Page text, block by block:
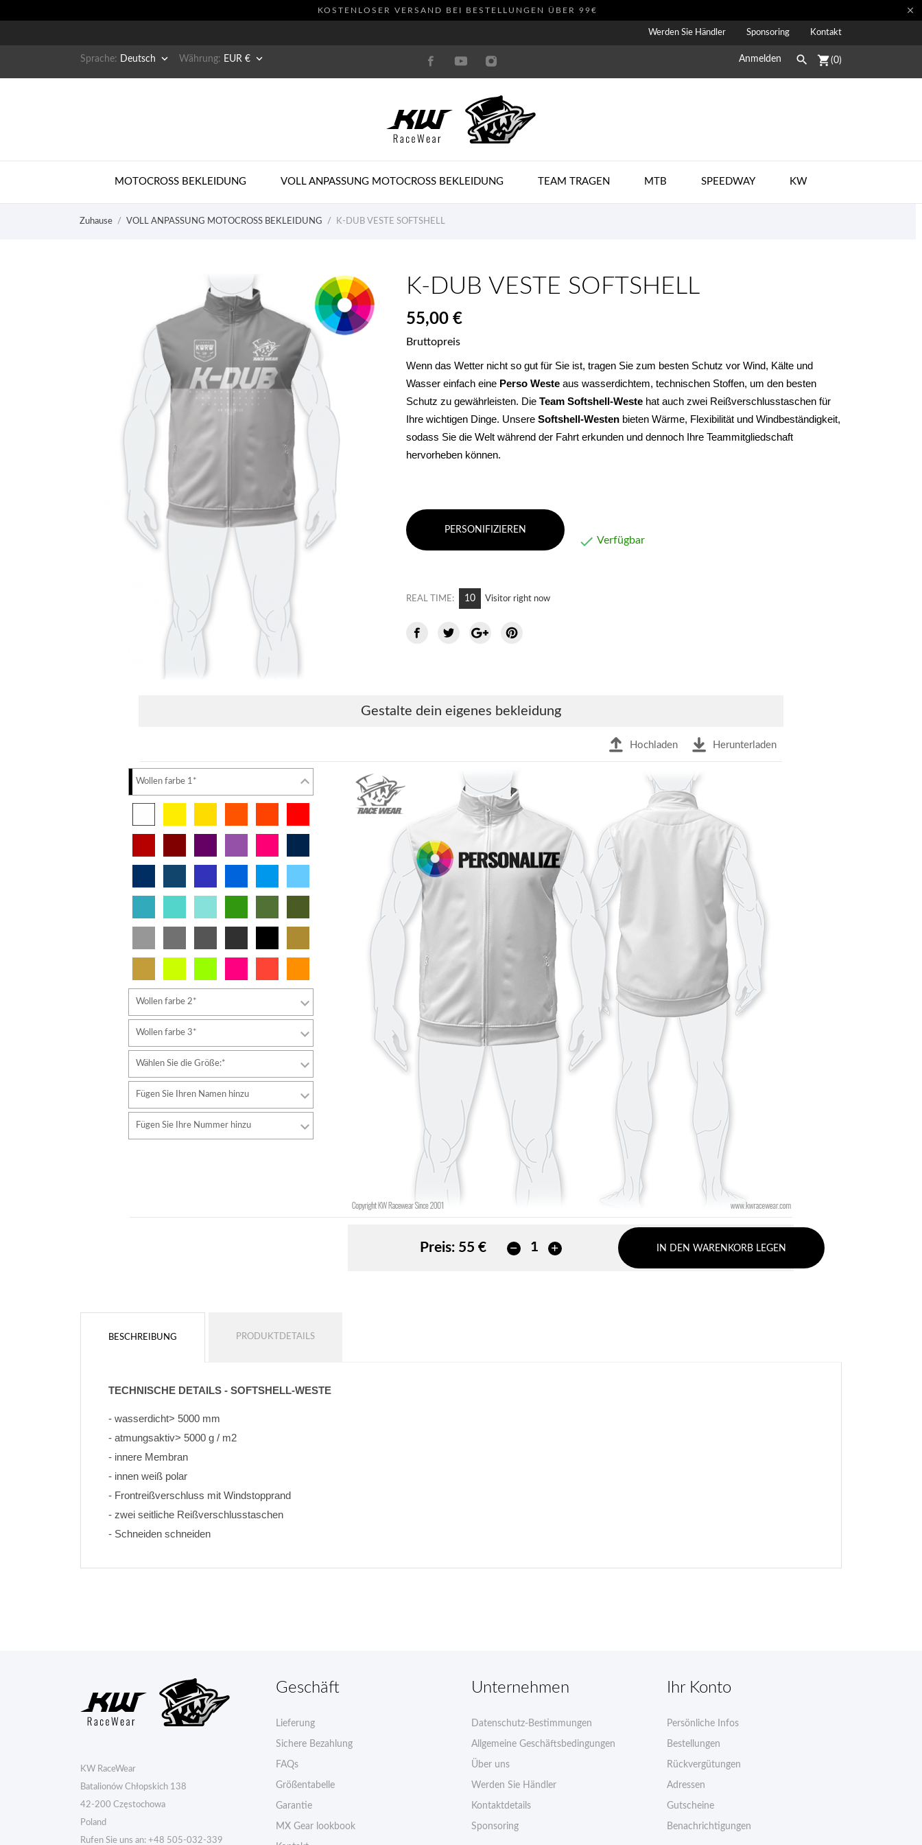
KOSTENLOSER VERSAND BEI BESTELLUNGEN ÜBER 99€ 
Werden Sie Händler Sponsoring Kontakt
Sprache: Deutsch  Währung: EUR €  Anmelden  shopping_cart(0)
MOTOCROSS BEKLEIDUNG VOLL ANPASSUNG MOTOCROSS BEKLEIDUNG TEAM TRAGEN MTB SPEEDWAY KW
Zuhause VOLL ANPASSUNG MOTOCROSS BEKLEIDUNG K-DUB VESTE SOFTSHELL
K-DUB VESTE SOFTSHELL
55,00 €
Bruttopreis
Wenn das Wetter nicht so gut für Sie ist, tragen Sie zum besten Schutz vor Wind, Kälte und
Wasser einfach eine Perso Weste aus wasserdichtem, technischen Stoffen, um den besten
Schutz zu gewährleisten. Die Team Softshell-Weste hat auch zwei Reißverschlusstaschen für
Ihre wichtigen Dinge. Unsere Softshell-Westen bieten Wärme, Flexibilität und Windbeständigkeit,
sodass Sie die Welt während der Fahrt erkunden und dennoch Ihre Teammitgliedschaft
hervorheben können.
PERSONIFIZIEREN
 Verfügbar
REAL TIME: 10 Visitor right now
Gestalte dein eigenes bekleidung
Hochladen Herunterladen
Wollen farbe 1*
Wollen farbe 2*
Wollen farbe 3*
Wählen Sie die Größe:*
Fügen Sie Ihren Namen hinzu
HINZUFÜGEN
Fügen Sie Ihre Nummer hinzu
HINZUFÜGEN
Preis: 55 € IN DEN WARENKORB LEGEN
BESCHREIBUNG PRODUKTDETAILS
TECHNISCHE DETAILS - SOFTSHELL-WESTE
- wasserdicht> 5000 mm
- atmungsaktiv> 5000 g / m2
- innere Membran
- innen weiß polar
- Frontreißverschluss mit Windstopprand
- zwei seitliche Reißverschlusstaschen
- Schneiden schneiden
KW RaceWear
Batalionów Chłopskich 138
42-200 Częstochowa
Poland
Rufen Sie uns an: +48 505-032-339
Geschäft
Lieferung
Sichere Bezahlung
FAQs
Größentabelle
Garantie
MX Gear lookbook
Unternehmen
Datenschutz-Bestimmungen
Allgemeine Geschäftsbedingungen
Über uns
Werden Sie Händler
Kontaktdetails
Sponsoring
Ihr Konto
Persönliche Infos
Bestellungen
Rückvergütungen
Adressen
Gutscheine
Benachrichtigungen